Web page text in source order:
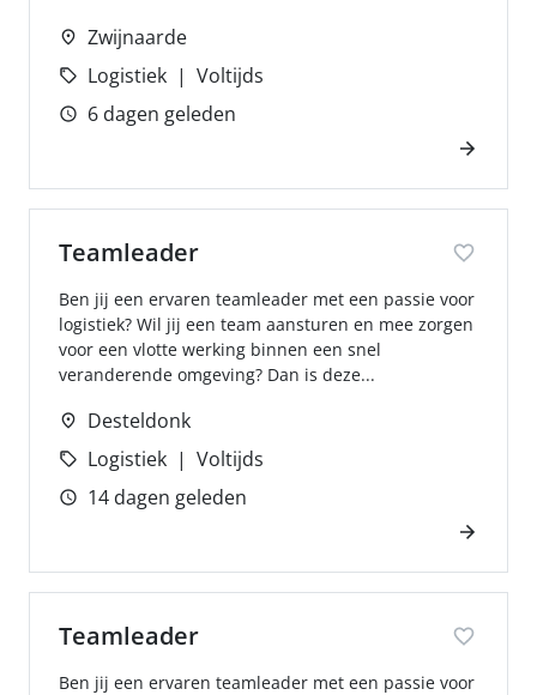
Zwijnaarde
Logistiek
Voltijds
6 dagen geleden
Teamleader
Ben jij een ervaren teamleader met een passie voor
logistiek? Wil jij een team aansturen en mee zorgen
voor een vlotte werking binnen een snel
veranderende omgeving? Dan is deze...
Desteldonk
Logistiek
Voltijds
14 dagen geleden
Teamleader
Ben jij een ervaren teamleader met een passie voor